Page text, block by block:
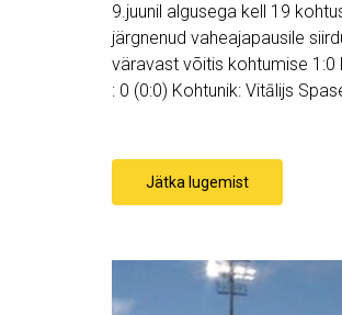
9.juunil algusega kell 19
järgnenud vaheajapausile
väravast võitis kohtumise 1:0
: 0 (0:0) Kohtunik: Vitālijs
Jätka lugemist